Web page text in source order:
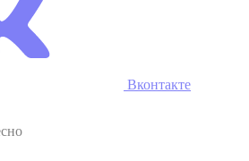
Вконтакте